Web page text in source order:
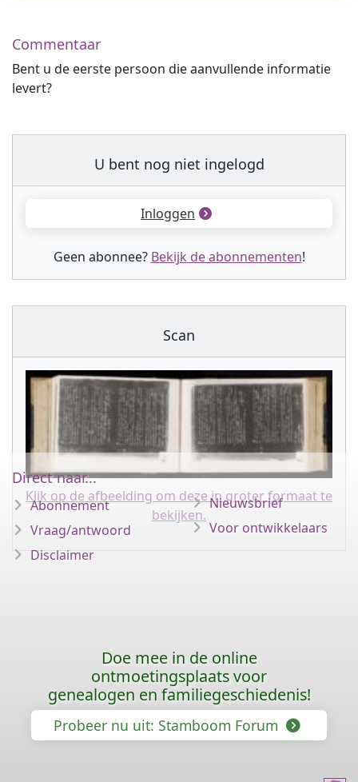
Commentaar
Bent u de eerste persoon die aanvullende informatie
levert?
U bent nog niet ingelogd
Inloggen
Geen abonnee? Bekijk de abonnementen!
Scan
Klik op de afbeelding om deze in groter formaat te
bekijken.
Direct naar...
Abonnement
Vraag/antwoord
Disclaimer
Nieuwsbrief
Voor ontwikkelaars
Doe mee in de online
ontmoetingsplaats voor
genealogen en familiegeschiedenis!
Probeer nu uit: Stamboom Forum